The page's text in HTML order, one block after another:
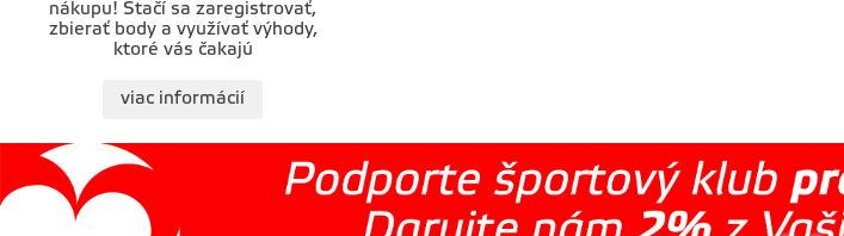
nákupu! Stačí sa zaregistrovať,
zbierať body a využívať výhody,
ktoré vás čakajú
viac informácií